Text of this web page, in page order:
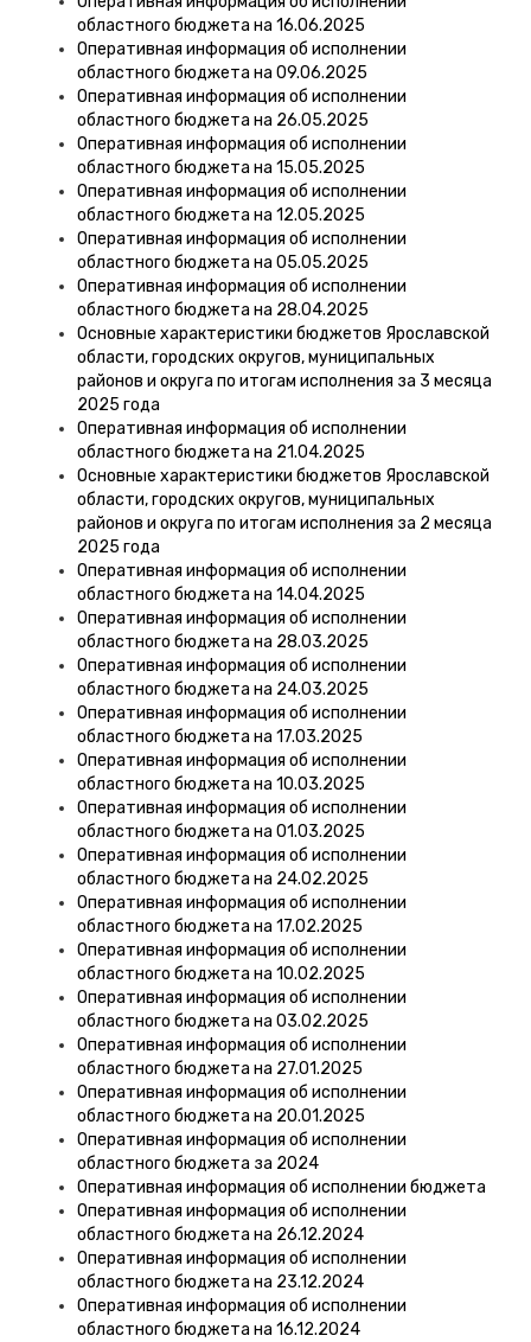
областного бюджета на 16.06.2025
Оперативная информация об исполнении
областного бюджета на 09.06.2025
Оперативная информация об исполнении
областного бюджета на 26.05.2025
Оперативная информация об исполнении
областного бюджета на 15.05.2025
Оперативная информация об исполнении
областного бюджета на 12.05.2025
Оперативная информация об исполнении
областного бюджета на 05.05.2025
Оперативная информация об исполнении
областного бюджета на 28.04.2025
Основные характеристики бюджетов Ярославской
области, городских округов, муниципальных
районов и округа по итогам исполнения за 3 месяца
2025 года
Оперативная информация об исполнении
областного бюджета на 21.04.2025
Основные характеристики бюджетов Ярославской
области, городских округов, муниципальных
районов и округа по итогам исполнения за 2 месяца
2025 года
Оперативная информация об исполнении
областного бюджета на 14.04.2025
Оперативная информация об исполнении
областного бюджета на 28.03.2025
Оперативная информация об исполнении
областного бюджета на 24.03.2025
Оперативная информация об исполнении
областного бюджета на 17.03.2025
Оперативная информация об исполнении
областного бюджета на 10.03.2025
Оперативная информация об исполнении
областного бюджета на 01.03.2025
Оперативная информация об исполнении
областного бюджета на 24.02.2025
Оперативная информация об исполнении
областного бюджета на 17.02.2025
Оперативная информация об исполнении
областного бюджета на 10.02.2025
Оперативная информация об исполнении
областного бюджета на 03.02.2025
Оперативная информация об исполнении
областного бюджета на 27.01.2025
Оперативная информация об исполнении
областного бюджета на 20.01.2025
Оперативная информация об исполнении
областного бюджета за 2024
Оперативная информация об исполнении бюджета
Оперативная информация об исполнении
областного бюджета на 26.12.2024
Оперативная информация об исполнении
областного бюджета на 23.12.2024
Оперативная информация об исполнении
областного бюджета на 16.12.2024